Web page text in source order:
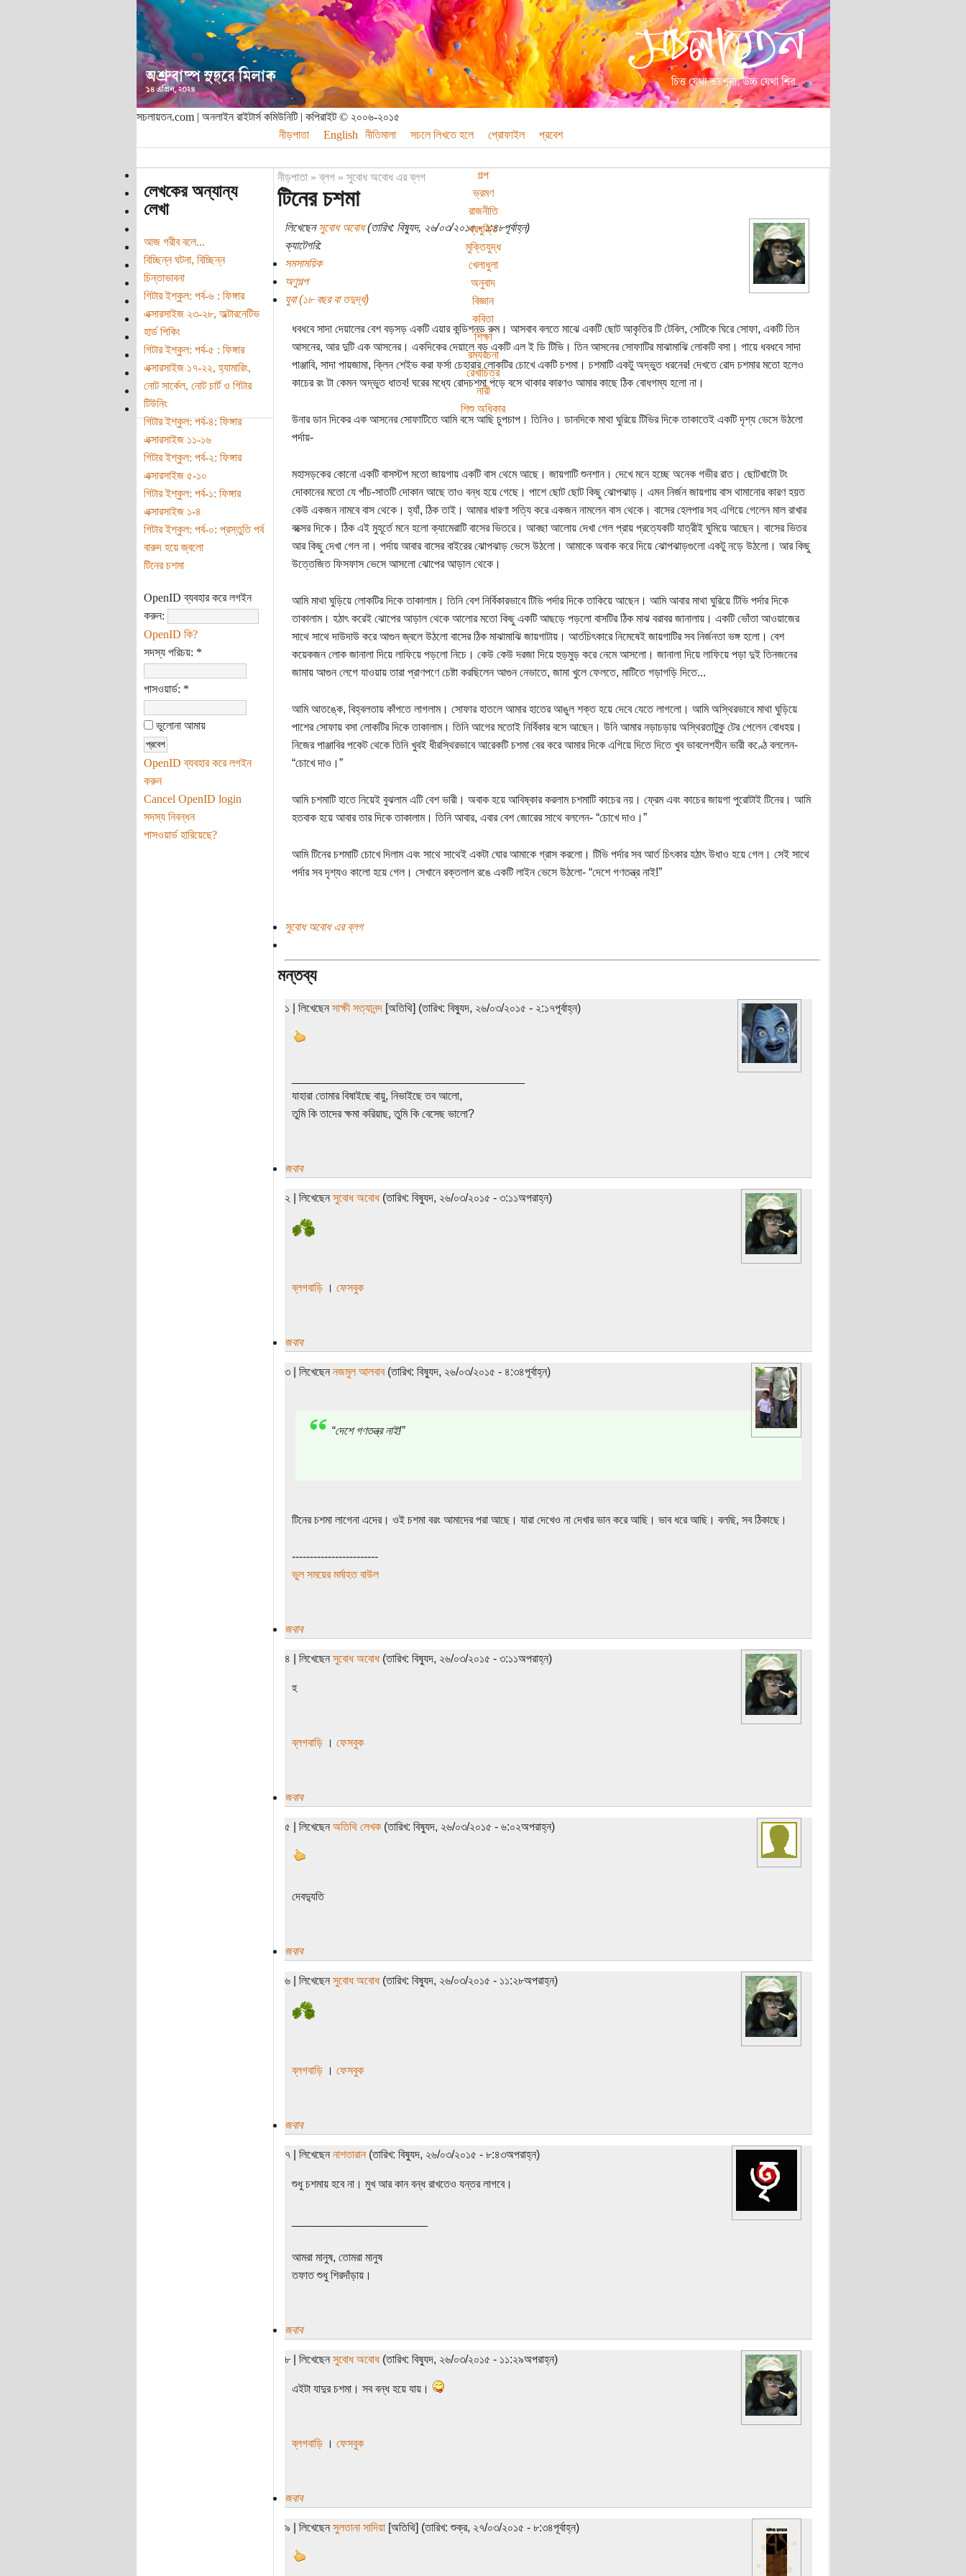
সচলায়তন.com | অনলাইন রাইটার্স কমিউনিটি | কপিরাইট © ২০০৬-২০১৫
নীড়পাতা
English নীতিমালা সচলে লিখতে হলে প্রোফাইল প্রবেশ
গল্প
ভ্রমণ
রাজনীতি
প্রযুক্তি
মুক্তিযুদ্ধ
খেলাধুলা
অনুবাদ
বিজ্ঞান
কবিতা
শিক্ষা
রম্যরচনা
রেখাচিত্র
নারী
শিশু অধিকার
লেখকের অন্যান্য
লেখা
আজ গরীব বলে...
বিচ্ছিন্ন ঘটনা, বিচ্ছিন্ন
চিন্তাভাবনা
গিটার ইশ্‌কুল: পর্ব-৬ : ফিঙ্গার
এক্সারসাইজ ২৩-২৮, অল্টারনেটিভ
হার্ড পিকিং
গিটার ইশ্‌কুল: পর্ব-৫ : ফিঙ্গার
এক্সারসাইজ ১৭-২২, হ্যামারিং,
নোট সার্কেল, নোট চার্ট ও গিটার
টিউনিং
গিটার ইশ্‌কুল: পর্ব-৪: ফিঙ্গার
এক্সারসাইজ ১১-১৬
গিটার ইশ্‌কুল: পর্ব-২: ফিঙ্গার
এক্সারসাইজ ৫-১০
গিটার ইশ্‌কুল: পর্ব-১: ফিঙ্গার
এক্সারসাইজ ১-৪
গিটার ইশ্‌কুল: পর্ব-০: প্রস্তুতি পর্ব
বারুদ হয়ে জ্বলো
টিনের চশমা
OpenID ব্যবহার করে লগইন
করুন:
OpenID কি?
সদস্য পরিচয়: *
পাসওয়ার্ড: *
ভুলোনা আমায়
OpenID ব্যবহার করে লগইন
করুন
Cancel OpenID login
সদস্য নিবন্ধন
পাসওয়ার্ড হারিয়েছে?
নীড়পাতা»ব্লগ» সুবোধ অবোধ এর ব্লগ
টিনের চশমা
লিখেছেনসুবোধ অবোধ(তারিখ: বিষ্যুদ, ২৬/০৩/২০১৫ - ১:৪৮পূর্বাহ্ন)
ক্যাটেগরি:
সমসাময়িক
অণুগল্প
যুবা (১৮ বছর বা তদুর্দ্ধ)
ধবধবে সাদা দেয়ালের বেশ বড়সড় একটি এয়ার কন্ডিশন‌ড রুম। আসবাব বলতে মাঝে একটি ছোট আকৃতির টি টেবিল, সেটিকে ঘিরে সোফা, একটি তিন
আসনের, আর দুটি এক আসনের। একদিকের দেয়ালে বড় একটি এল ই ডি টিভি। তিন আসনের সোফাটির মাঝামাঝি লোকটি বসা। গায়ে ধবধবে সাদা
পাঞ্জাবি, সাদা পায়জামা, ক্লিন শেইভ করা ফর্সা চেহারার লোকটির চোখে একটি চশমা। চশমাটি একটু অদ্ভুত ধরনের! দেখতে রোদ চশমার মতো হলেও
কাচের রং টা কেমন অদ্ভুত ধাতব! ঘরের মধ্যে রোদচশমা পড়ে বসে থাকার কারণও আমার কাছে ঠিক বোধগম্য হলো না।
উনার ডান দিকের এক আসনের সোফাটিতে আমি বসে আছি চুপচাপ। তিনিও। ডানদিকে মাথা ঘুরিয়ে টিভির দিকে তাকাতেই একটি দৃশ্য ভেসে উঠলো
পর্দায়-
মহাসড়কের কোনো একটি বাসস্টপ মতো জায়গায় একটি বাস থেমে আছে। জায়গাটি শুনশান। দেখে মনে হচ্ছে অনেক গভীর রাত। ছোটখাটো টং
দোকানের মতো যে পাঁচ-সাতটি দোকান আছে তাও বন্ধ হয়ে গেছে। পাশে ছোট ছোট কিছু ঝোপঝাড়। এমন নির্জন জায়গায় বাস থামানোর কারণ হয়ত
কেউ একজন নামবে বাস থেকে। হ্যাঁ, ঠিক তাই। আমার ধারণা সত্যি করে একজন নামলেন বাস থেকে। বাসের হেলপার সহ এগিয়ে গেলেন মাল রাখার
বক্সের দিকে। ঠিক এই মুহূর্তে মনে হলো ক্যামেরাটি বাসের ভিতরে। আবছা আলোয় দেখা গেল প্রায় প্রত্যেকটি যাত্রীই ঘুমিয়ে আছেন। বাসের ভিতর
আর কিছু দেখা গেল না। পর্দায় আবার বাসের বাইরের ঝোপঝাড় ভেসে উঠলো। আমাকে অবাক করে দিয়ে ঝোপঝাড়গুলো একটু নড়ে উঠলো। আর কিছু
উত্তেজিত ফিসফাস ভেসে আসলো ঝোপের আড়াল থেকে।
আমি মাথা ঘুড়িয়ে লোকটির দিকে তাকালাম। তিনি বেশ নির্বিকারভাবে টিভি পর্দার দিকে তাকিয়ে আছেন। আমি আবার মাথা ঘুরিয়ে টিভি পর্দার দিকে
তাকালাম। হঠাৎ করেই ঝোপের আড়াল থেকে আলোর মতো কিছু একটি আছড়ে পড়লো বাসটির ঠিক মাঝ বরাবর জানালায়। একটি ভোঁতা আওয়াজের
সাথে সাথে দাউদাউ করে আগুন জ্বলে উঠলো বাসের ঠিক মাঝামাঝি জায়গাটায়। আর্তচিৎকারে নিমেষেই জায়গাটির সব নির্জনতা ভঙ্গ হলো। বেশ
কয়েকজন লোক জানালা দিয়ে লাফিয়ে পড়লো নিচে। কেউ কেউ দরজা দিয়ে হুড়মুড় করে নেমে আসলো। জানালা দিয়ে লাফিয়ে পড়া দুই তিনজনের
জামায় আগুন লেগে যাওয়ায় তারা প্রাণপণে চেষ্টা করছিলেন আগুন নেভাতে, জামা খুলে ফেলতে, মাটিতে গড়াগড়ি দিতে...
আমি আতঙ্কে, বিহ্বলতায় কাঁপতে লাগলাম। সোফার হাতলে আমার হাতের আঙুল শক্ত হয়ে দেবে যেতে লাগলো। আমি অস্থিরভাবে মাথা ঘুড়িয়ে
পাশের সোফায় বসা লোকটির দিকে তাকালাম। তিনি আগের মতোই নির্বিকার বসে আছেন। উনি আমার নড়াচড়ায় অস্থিরতাটুকু টের পেলেন বোধহয়।
নিজের পাঞ্জাবির পকেট থেকে তিনি খুবই ধীরস্থিরভাবে আরেকটি চশমা বের করে আমার দিকে এগিয়ে দিতে দিতে খুব ভাবলেশহীন ভারী কণ্ঠে বললেন-
“চোখে দাও।”
আমি চশমাটি হাতে নিয়েই বুঝলাম এটি বেশ ভারী। অবাক হয়ে আবিষ্কার করলাম চশমাটি কাচের নয়। ফ্রেম এবং কাচের জায়গা পুরোটাই টিনের। আমি
হতবাক হয়ে আবার তার দিকে তাকালাম। তিনি আবার, এবার বেশ জোরের সাথে বললেন- “চোখে দাও।”
আমি টিনের চশমাটি চোখে দিলাম এবং সাথে সাথেই একটা ঘোর আমাকে গ্রাস করলো। টিভি পর্দার সব আর্ত চিৎকার হঠাৎ উধাও হয়ে গেল। সেই সাথে
পর্দার সব দৃশ্যও কালো হয়ে গেল। সেখানে রক্তলাল রঙে একটি লাইন ভেসে উঠলো- “দেশে গণতন্ত্র নাই!”
সুবোধ অবোধ এর ব্লগ
মন্তব্য
১ | লিখেছেন সাক্ষী সত্যানন্দ[অতিথি] (তারিখ: বিষ্যুদ, ২৬/০৩/২০১৫ - ২:১৭পূর্বাহ্ন)
যাহারা তোমার বিষাইছে বায়ু, নিভাইছে তব আলো,
তুমি কি তাদের ক্ষমা করিয়াছ, তুমি কি বেসেছ ভালো?
জবাব
২ | লিখেছেন সুবোধ অবোধ(তারিখ: বিষ্যুদ, ২৬/০৩/২০১৫ - ৩:১১অপরাহ্ন)
ব্লগবাড়ি। ফেসবুক
জবাব
৩ | লিখেছেন নজমুল আলবাব(তারিখ: বিষ্যুদ, ২৬/০৩/২০১৫ - ৪:৩৪পূর্বাহ্ন)
“দেশে গণতন্ত্র নাই!”
টিনের চশমা লাগেনা এদের। ওই চশমা বরং আমাদের পরা আছে। যারা দেখেও না দেখার ভান করে আছি। ভাব ধরে আছি। বলছি, সব ঠিকাছে।
------------------------
ভুল সময়ের মর্মাহত বাউল
জবাব
৪ | লিখেছেন সুবোধ অবোধ(তারিখ: বিষ্যুদ, ২৬/০৩/২০১৫ - ৩:১১অপরাহ্ন)
হ
ব্লগবাড়ি। ফেসবুক
জবাব
৫ | লিখেছেন অতিথি লেখক(তারিখ: বিষ্যুদ, ২৬/০৩/২০১৫ - ৬:০২অপরাহ্ন)
দেবদ্যুতি
জবাব
৬ | লিখেছেন সুবোধ অবোধ(তারিখ: বিষ্যুদ, ২৬/০৩/২০১৫ - ১১:২৮অপরাহ্ন)
ব্লগবাড়ি। ফেসবুক
জবাব
৭ | লিখেছেন নাশতারান(তারিখ: বিষ্যুদ, ২৬/০৩/২০১৫ - ৮:৪৩অপরাহ্ন)
শুধু চশমায় হবে না। মুখ আর কান বন্ধ রাখতেও যন্তর লাগবে।
আমরা মানুষ, তোমরা মানুষ
তফাত শুধু শিরদাঁড়ায়।
জবাব
৮ | লিখেছেন সুবোধ অবোধ(তারিখ: বিষ্যুদ, ২৬/০৩/২০১৫ - ১১:২৯অপরাহ্ন)
এইটা যাদুর চশমা। সব বন্ধ হয়ে যায়।
ব্লগবাড়ি। ফেসবুক
জবাব
৯ | লিখেছেন সুলতানা সাদিয়া[অতিথি] (তারিখ: শুক্র, ২৭/০৩/২০১৫ - ৮:৩৪পূর্বাহ্ন)